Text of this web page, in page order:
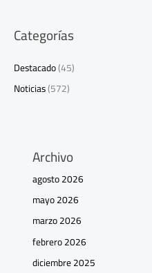
Categorías
Destacado(45)
Noticias(572)
Archivo
agosto 2026
mayo 2026
marzo 2026
febrero 2026
diciembre 2025